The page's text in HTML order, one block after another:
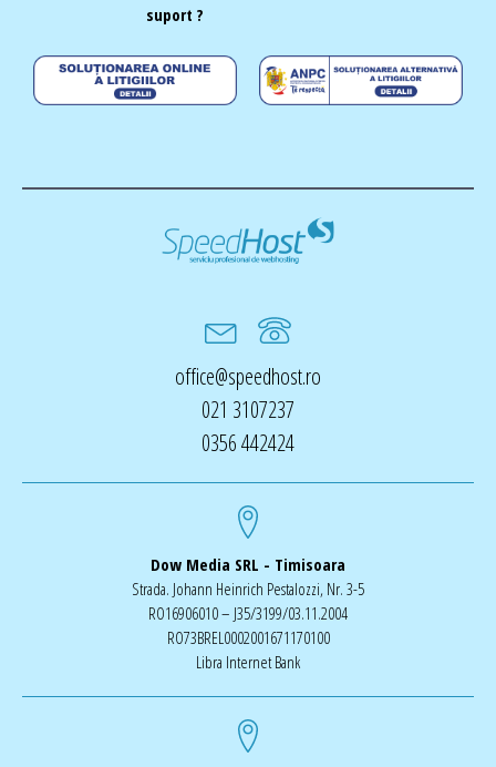
suport ?
office@speedhost.ro
021 3107237
0356 442424
Dow Media SRL - Timisoara
Strada. Johann Heinrich Pestalozzi, Nr. 3-5
RO16906010 – J35/3199/03.11.2004
RO73BREL0002001671170100
Libra Internet Bank